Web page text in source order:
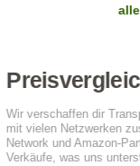
Wir verschaffen dir
mit vielen Netzwerken
Network und Amazon-
Verkäufe, was uns